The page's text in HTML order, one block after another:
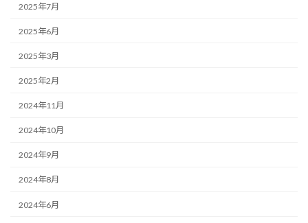
2025年7月
2025年6月
2025年3月
2025年2月
2024年11月
2024年10月
2024年9月
2024年8月
2024年6月